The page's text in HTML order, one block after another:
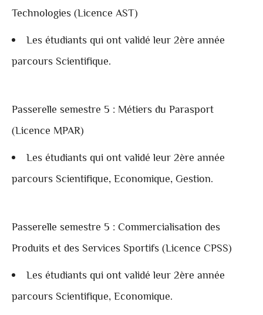
Technologies (Licence AST)
Les étudiants qui ont validé leur 2ère année
parcours Scientifique.
Passerelle semestre 5 : Métiers du Parasport
(Licence MPAR)
Les étudiants qui ont validé leur 2ère année
parcours Scientifique, Economique, Gestion.
Passerelle semestre 5 : Commercialisation des
Produits et des Services Sportifs (Licence CPSS)
Les étudiants qui ont validé leur 2ère année
parcours Scientifique, Economique.